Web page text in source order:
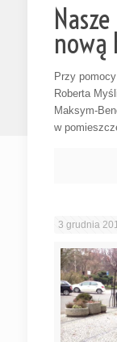
nową
Przy
Roberta
Maksym-
w
3 grudnia